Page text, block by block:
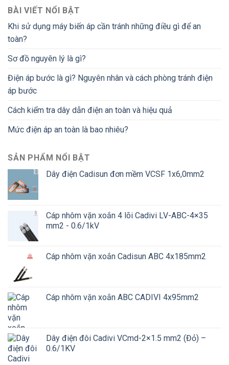
BÀI VIẾT NỔI BẬT
Khi sử dụng máy biến áp cần tránh những điều gì để an
toàn?
Sơ đồ nguyên lý là gì?
Điện áp bước là gì? Nguyên nhân và cách phòng tránh điện
áp bước
Cách kiểm tra dây dẫn điện an toàn và hiệu quả
Mức điện áp an toàn là bao nhiêu?
SẢN PHẨM NỔI BẬT
Dây điện Cadisun đơn mềm VCSF 1x6,0mm2
Cáp nhôm vặn xoắn 4 lõi Cadivi LV-ABC-4×35
mm2 - 0.6/1kV
Cáp nhôm vặn xoắn Cadisun ABC 4x185mm2
Cáp nhôm vặn xoắn ABC CADIVI 4x95mm2
Dây điện đôi Cadivi VCmd-2×1.5 mm2 (Đỏ) –
0.6/1KV